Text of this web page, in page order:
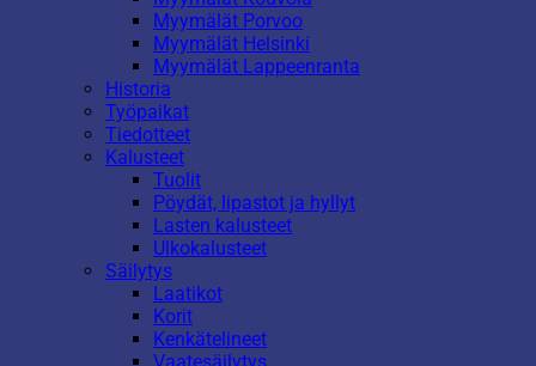
Myymälät Porvoo
Myymälät Helsinki
Myymälät Lappeenranta
Historia
Työpaikat
Tiedotteet
Kalusteet
Tuolit
Pöydät, lipastot ja hyllyt
Lasten kalusteet
Ulkokalusteet
Säilytys
Laatikot
Korit
Kenkätelineet